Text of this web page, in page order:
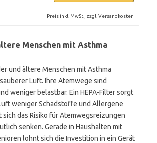
Preis inkl. MwSt., zzgl. Versandkosten
Menschen mit Asthma
und ältere Menschen mit Asthma
Luft. Ihre Atemwege sind
weniger belastbar. Ein HEPA-Filter sorgt
weniger Schadstoffe und Allergene
sich das Risiko für Atemwegsreizungen
senken. Gerade in Haushalten mit
lohnt sich die Investition in ein Gerät